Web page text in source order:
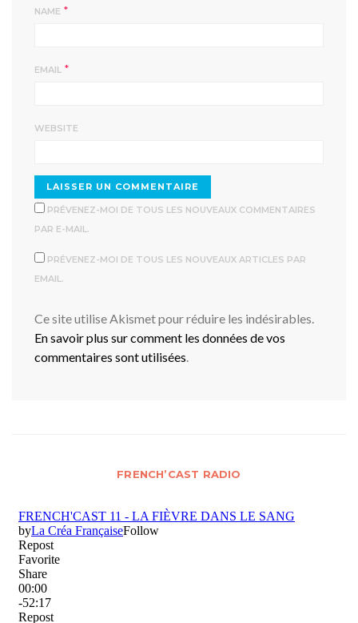
NAME *
EMAIL *
WEBSITE
PRÉVENEZ-MOI DE TOUS LES NOUVEAUX COMMENTAIRES
PAR E-MAIL.
PRÉVENEZ-MOI DE TOUS LES NOUVEAUX ARTICLES PAR
EMAIL.
Ce site utilise Akismet pour réduire les indésirables.
En savoir plus sur comment les données de vos
commentaires sont utilisées.
FRENCH’CAST RADIO